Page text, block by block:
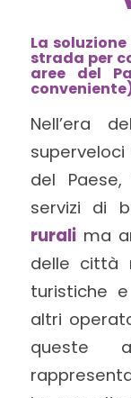
La
strada per
aree del
Nell’era
del
servizi di
ruralima
delle città
turistiche
altri
queste